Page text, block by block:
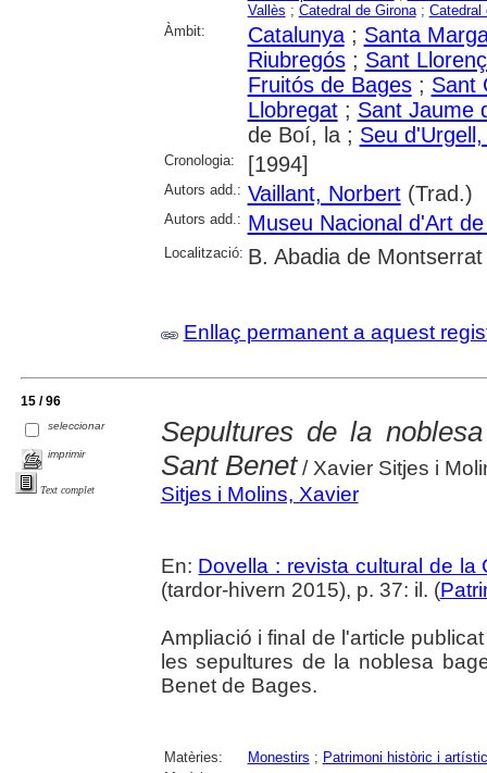
Vallès ; Catedral de Girona; Catedral
Àmbit:
Catalunya; Santa
Riubregós; Sant
Fruitós de Bages; Sant
Llobregat; Sant Jaume
de Boí, la ; Seu d'Urgell,
Cronologia: [1994]
Autors add.: Vaillant, Norbert(Trad.)
Autors add.: Museu Nacional d'Art
Localització: B. Abadia de Montserrat
Enllaç permanent a aquest
15 / 96
seleccionar
imprimir
Text complet
Sepultures de la
Sant Benet/ Xavier Sitjes i
Sitjes i Molins, Xavier
En: Dovella : revista cultural de la
(tardor-hivern 2015), p. 37: il. (
Ampliació i final de l'article
les sepultures de la noblesa
Benet de Bages.
Matèries: Monestirs ; Patrimoni històric i artístic